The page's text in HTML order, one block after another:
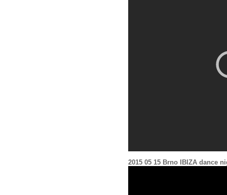
2015 05 15 Brno IBIZA dance